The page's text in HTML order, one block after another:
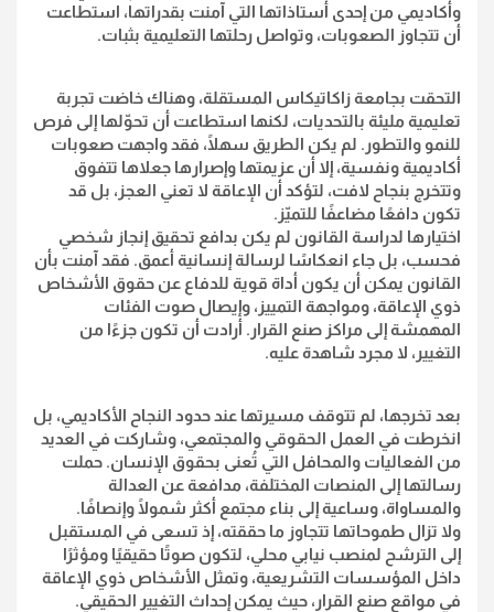
وأكاديمي من إحدى أستاذاتها التي آمنت بقدراتها، استطاعت
أن تتجاوز الصعوبات، وتواصل رحلتها التعليمية بثبات.
التحقت بجامعة زاكاتيكاس المستقلة، وهناك خاضت تجربة
تعليمية مليئة بالتحديات، لكنها استطاعت أن تحوّلها إلى فرص
للنمو والتطور. لم يكن الطريق سهلًا، فقد واجهت صعوبات
أكاديمية ونفسية، إلا أن عزيمتها وإصرارها جعلاها تتفوق
وتتخرج بنجاح لافت، لتؤكد أن الإعاقة لا تعني العجز، بل قد
تكون دافعًا مضاعفًا للتميّز.
اختيارها لدراسة القانون لم يكن بدافع تحقيق إنجاز شخصي
فحسب، بل جاء انعكاسًا لرسالة إنسانية أعمق. فقد آمنت بأن
القانون يمكن أن يكون أداة قوية للدفاع عن حقوق الأشخاص
ذوي الإعاقة، ومواجهة التمييز، وإيصال صوت الفئات
المهمشة إلى مراكز صنع القرار. أرادت أن تكون جزءًا من
التغيير، لا مجرد شاهدة عليه.
بعد تخرجها، لم تتوقف مسيرتها عند حدود النجاح الأكاديمي، بل
انخرطت في العمل الحقوقي والمجتمعي، وشاركت في العديد
من الفعاليات والمحافل التي تُعنى بحقوق الإنسان. حملت
رسالتها إلى المنصات المختلفة، مدافعة عن العدالة
والمساواة، وساعية إلى بناء مجتمع أكثر شمولًا وإنصافًا.
ولا تزال طموحاتها تتجاوز ما حققته، إذ تسعى في المستقبل
إلى الترشح لمنصب نيابي محلي، لتكون صوتًا حقيقيًا ومؤثرًا
داخل المؤسسات التشريعية، وتمثل الأشخاص ذوي الإعاقة
في مواقع صنع القرار، حيث يمكن إحداث التغيير الحقيقي.